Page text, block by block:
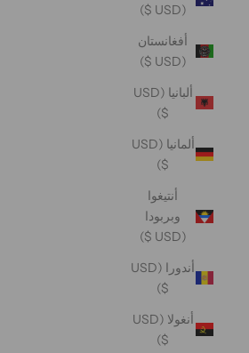
(USD $)
أفغانستان
(USD $)
ألبانيا (USD
$)
ألمانيا (USD
$)
أنتيغوا
وبربودا
(USD $)
أندورا (USD
$)
أنغولا (USD
$)